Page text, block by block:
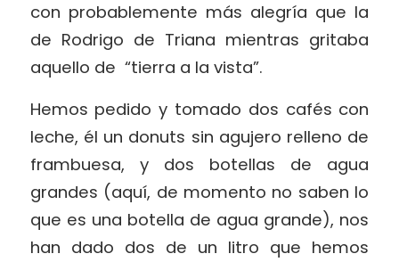
con probablemente más alegría que la
de Rodrigo de Triana mientras gritaba
aquello de “tierra a la vista”.
Hemos pedido y tomado dos cafés con
leche, él un donuts sin agujero relleno de
frambuesa, y dos botellas de agua
grandes (aquí, de momento no saben lo
que es una botella de agua grande), nos
han dado dos de un litro que hemos